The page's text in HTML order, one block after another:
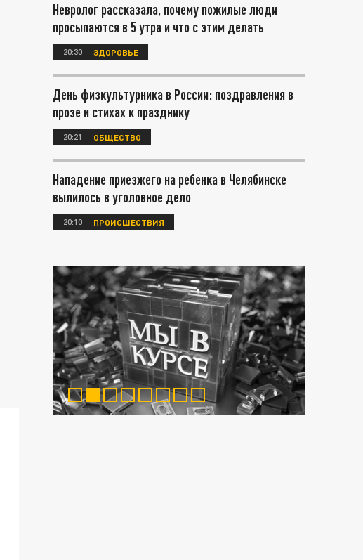
Невролог рассказала, почему пожилые люди
просыпаются в 5 утра и что с этим делать
20:30 ЗДОРОВЬЕ
День физкультурника в России: поздравления в
прозе и стихах к празднику
20:21 ОБЩЕСТВО
Нападение приезжего на ребенка в Челябинске
вылилось в уголовное дело
20:10 ПРОИСШЕСТВИЯ